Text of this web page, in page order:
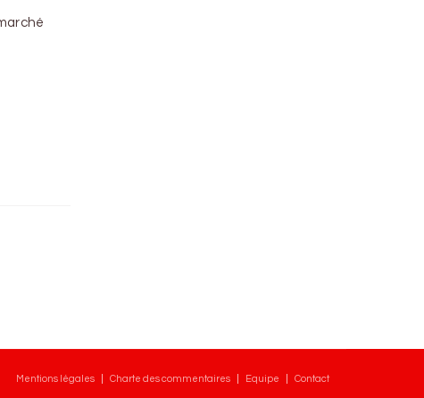
Mentions légales Charte des commentaires Equipe Contact